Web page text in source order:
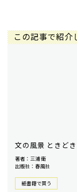
この記事で紹介
文の風景 ときど
著者：三浦 衛
出版社：春風社
紙書籍で買う